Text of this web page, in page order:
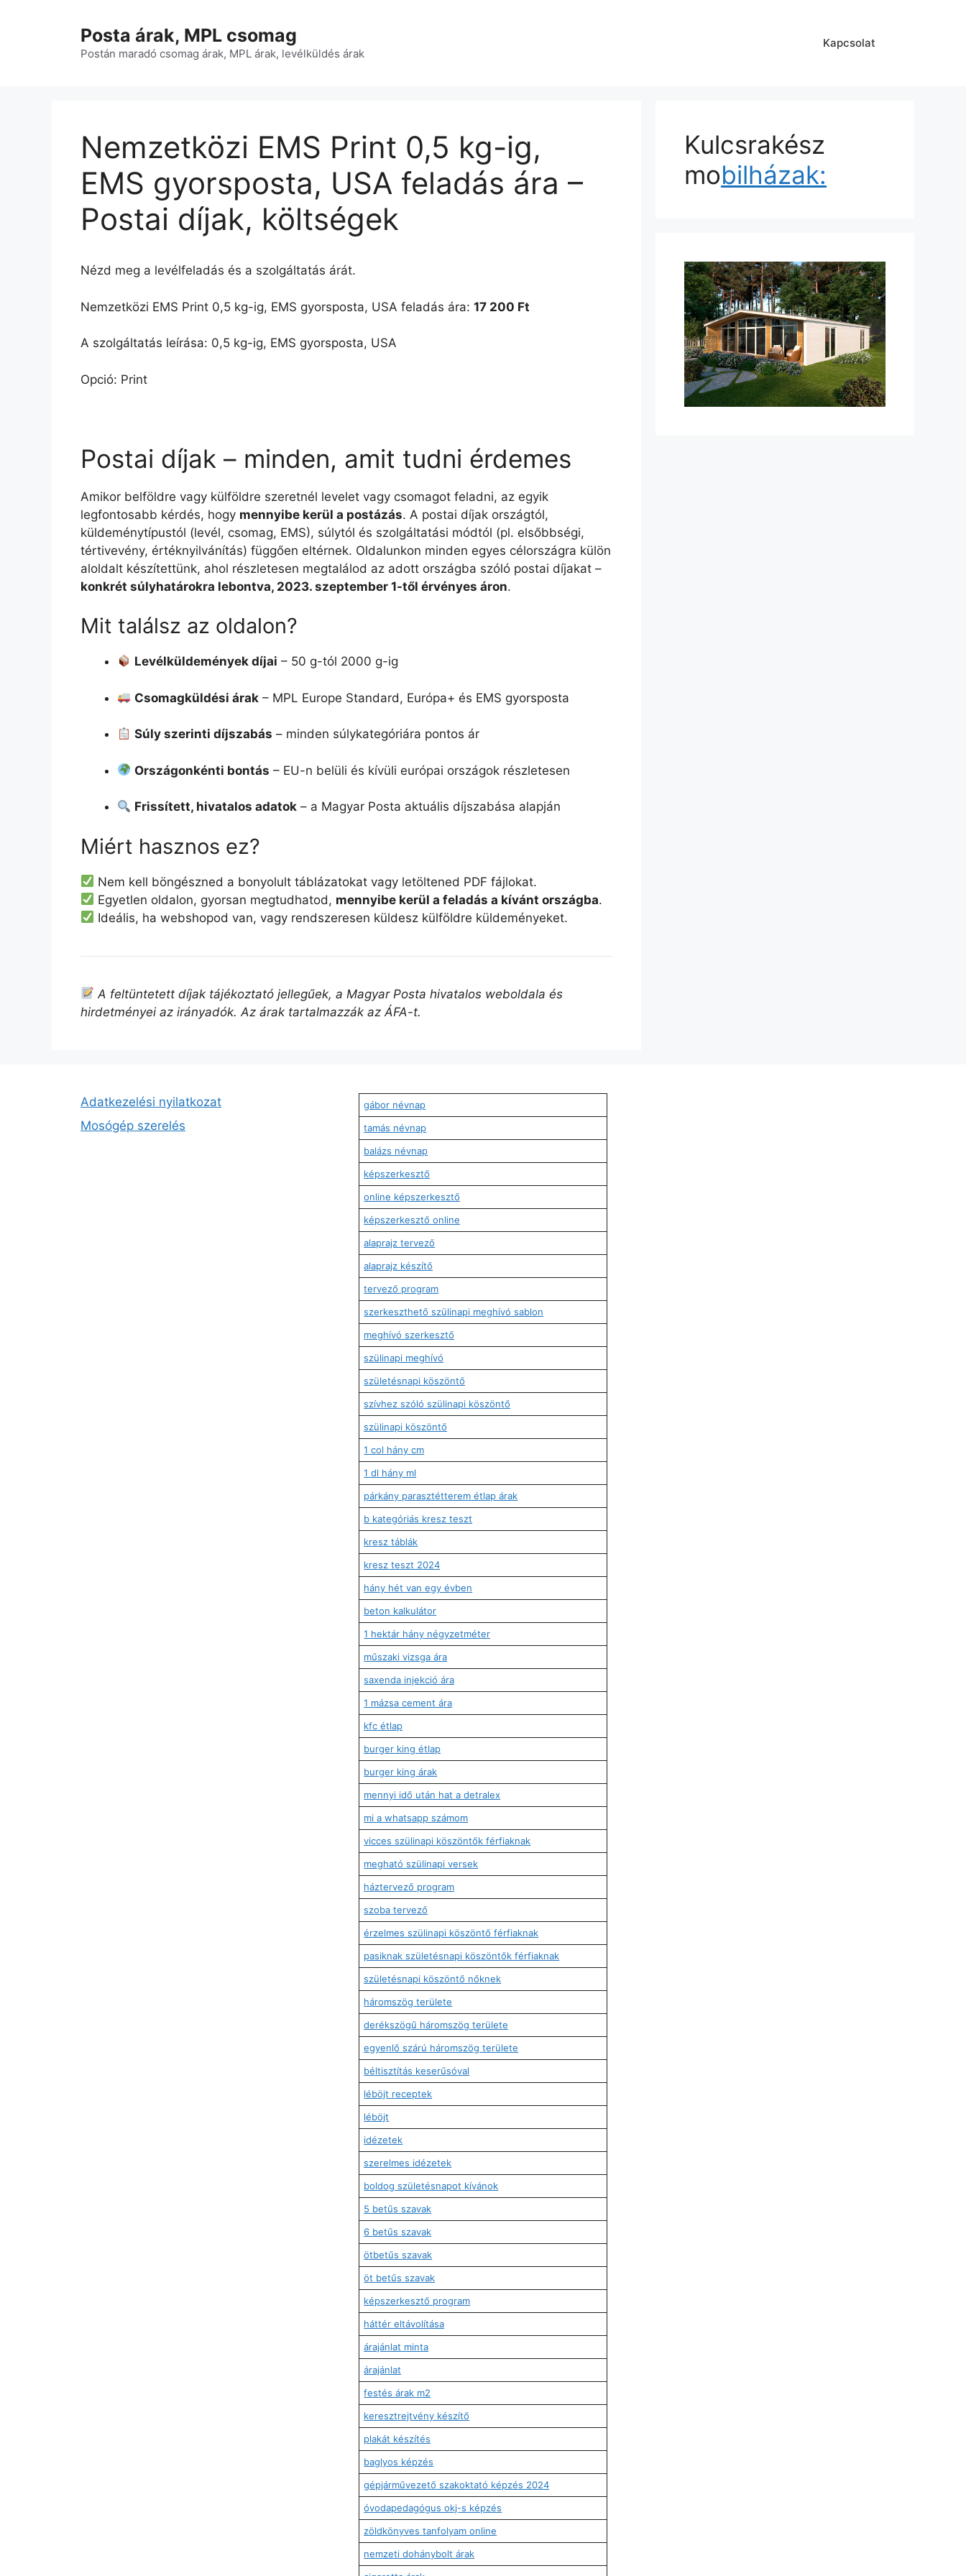
Posta árak, MPL csomag
Postán maradó csomag árak, MPL árak, levélküldés árak
Kapcsolat
Nemzetközi EMS Print 0,5 kg-ig,
EMS gyorsposta, USA feladás ára –
Postai díjak, költségek
Nézd meg a levélfeladás és a szolgáltatás árát.
Nemzetközi EMS Print 0,5 kg-ig, EMS gyorsposta, USA feladás ára: 17 200 Ft
A szolgáltatás leírása: 0,5 kg-ig, EMS gyorsposta, USA
Opció: Print
Postai díjak – minden, amit tudni érdemes
Amikor belföldre vagy külföldre szeretnél levelet vagy csomagot feladni, az egyik
legfontosabb kérdés, hogy mennyibe kerül a postázás. A postai díjak országtól,
küldeménytípustól (levél, csomag, EMS), súlytól és szolgáltatási módtól (pl. elsőbbségi,
tértivevény, értéknyilvánítás) függően eltérnek. Oldalunkon minden egyes célországra külön
aloldalt készítettünk, ahol részletesen megtalálod az adott országba szóló postai díjakat –
konkrét súlyhatárokra lebontva, 2023. szeptember 1-től érvényes áron.
Mit találsz az oldalon?
Levélküldemények díjai – 50 g-tól 2000 g-ig
Csomagküldési árak – MPL Europe Standard, Európa+ és EMS gyorsposta
Súly szerinti díjszabás – minden súlykategóriára pontos ár
Országonkénti bontás – EU-n belüli és kívüli európai országok részletesen
Frissített, hivatalos adatok – a Magyar Posta aktuális díjszabása alapján
Miért hasznos ez?
Nem kell böngészned a bonyolult táblázatokat vagy letöltened PDF fájlokat.
Egyetlen oldalon, gyorsan megtudhatod, mennyibe kerül a feladás a kívánt országba.
Ideális, ha webshopod van, vagy rendszeresen küldesz külföldre küldeményeket.
A feltüntetett díjak tájékoztató jellegűek, a Magyar Posta hivatalos weboldala és
hirdetményei az irányadók. Az árak tartalmazzák az ÁFA-t.
Kulcsrakész
mobilházak:
Adatkezelési nyilatkozat
Mosógép szerelés
gábor névnap
tamás névnap
balázs névnap
képszerkesztő
online képszerkesztő
képszerkesztő online
alaprajz tervező
alaprajz készítő
tervező program
szerkeszthető szülinapi meghívó sablon
meghívó szerkesztő
szülinapi meghívó
születésnapi köszöntő
szívhez szóló szülinapi köszöntő
szülinapi köszöntő
1 col hány cm
1 dl hány ml
párkány parasztétterem étlap árak
b kategóriás kresz teszt
kresz táblák
kresz teszt 2024
hány hét van egy évben
beton kalkulátor
1 hektár hány négyzetméter
műszaki vizsga ára
saxenda injekció ára
1 mázsa cement ára
kfc étlap
burger king étlap
burger king árak
mennyi idő után hat a detralex
mi a whatsapp számom
vicces szülinapi köszöntők férfiaknak
megható szülinapi versek
háztervező program
szoba tervező
érzelmes szülinapi köszöntő férfiaknak
pasiknak születésnapi köszöntők férfiaknak
születésnapi köszöntő nőknek
háromszög területe
derékszögű háromszög területe
egyenlő szárú háromszög területe
béltisztítás keserűsóval
léböjt receptek
léböjt
idézetek
szerelmes idézetek
boldog születésnapot kívánok
5 betűs szavak
6 betűs szavak
ötbetűs szavak
öt betűs szavak
képszerkesztő program
háttér eltávolítása
árajánlat minta
árajánlat
festés árak m2
keresztrejtvény készítő
plakát készítés
baglyos képzés
gépjárművezető szakoktató képzés 2024
óvodapedagógus okj-s képzés
zöldkönyves tanfolyam online
nemzeti dohánybolt árak